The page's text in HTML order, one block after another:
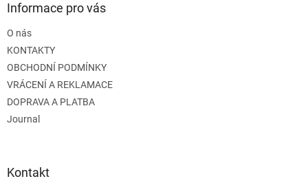
Informace pro vás
O nás
KONTAKTY
OBCHODNÍ PODMÍNKY
VRÁCENÍ A REKLAMACE
DOPRAVA A PLATBA
Journal
Kontakt